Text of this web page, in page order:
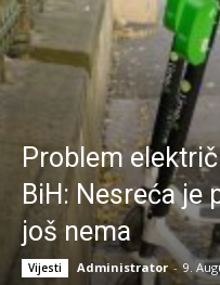
Problem
BiH: Nesreća je
još nema
Vijesti Administrator - 9.